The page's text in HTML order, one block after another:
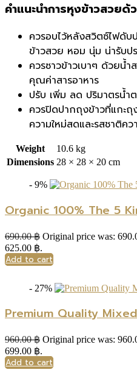
คำแนะนำการหุงข้าวสวย
ควรอบไว้หลังสวิตซ์ไฟดับ
ข้าวสวย หอม นุ่ม น่ารับป
ควรซาวข้าวเบาๆ ด้วยน้ำ
คุณค่าสารอาหาร
ปรับ เพิ่ม ลด ปริมาตรน้ำ
ควรปิดปากถุงข้าวที่แกะถุ
ความใหม่สดและรสชาติค
Weight
10.6 kg
Dimensions 28 × 28 × 20 cm
- 9%
Organic 100% The 5
690.00฿ Original price was:
625.00 ฿.
Add to cart
- 27%
Premium Quality
960.00฿ Original price was:
699.00 ฿.
Add to cart